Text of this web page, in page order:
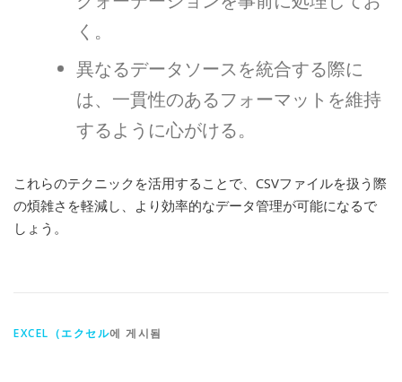
く。
異なるデータソースを統合する際に
は、一貫性のあるフォーマットを維持
するように心がける。
これらのテクニックを活用することで、CSVファイルを扱う際
の煩雑さを軽減し、より効率的なデータ管理が可能になるで
しょう。
EXCEL（エクセル에 게시됨